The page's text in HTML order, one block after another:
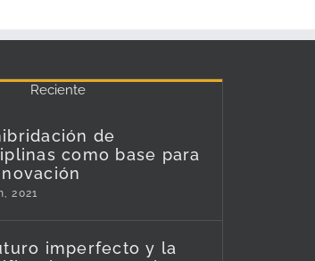
Reciente
de
como base para
2021
imperfecto y la